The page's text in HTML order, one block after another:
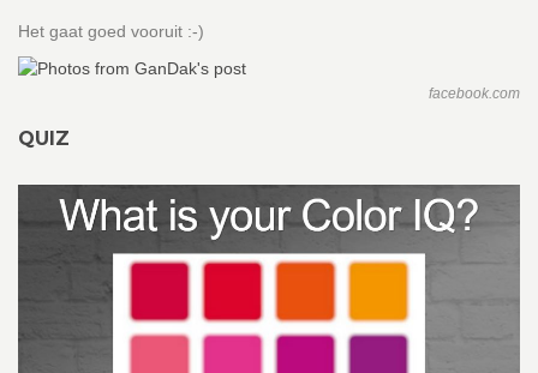
Het gaat goed vooruit :-)
facebook.com
QUIZ